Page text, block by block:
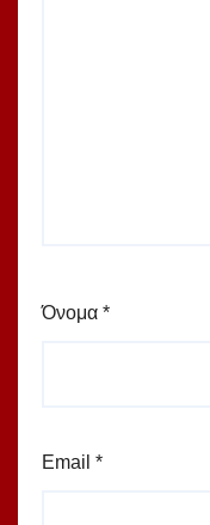
Όνομα *
Email *